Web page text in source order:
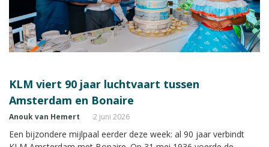
KLM viert 90 jaar luchtvaart tussen
Amsterdam en Bonaire
Anouk van Hemert 2 juni 2026
Een bijzondere mijlpaal eerder deze week: al 90 jaar verbindt